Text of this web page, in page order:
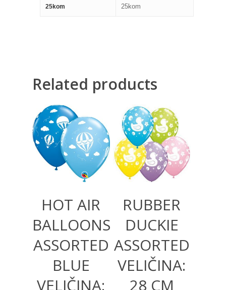
25kom 25kom
Related products
360,00RSD
HOT AIR
BALLOONS
ASSORTED
BLUE
VELIČINA:
360,00RSD
RUBBER
DUCKIE
ASSORTED
VELIČINA:
28 CM